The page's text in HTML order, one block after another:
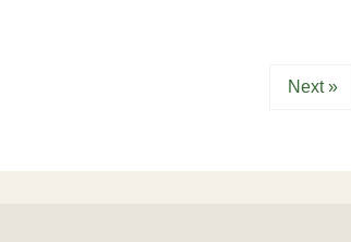
Next »